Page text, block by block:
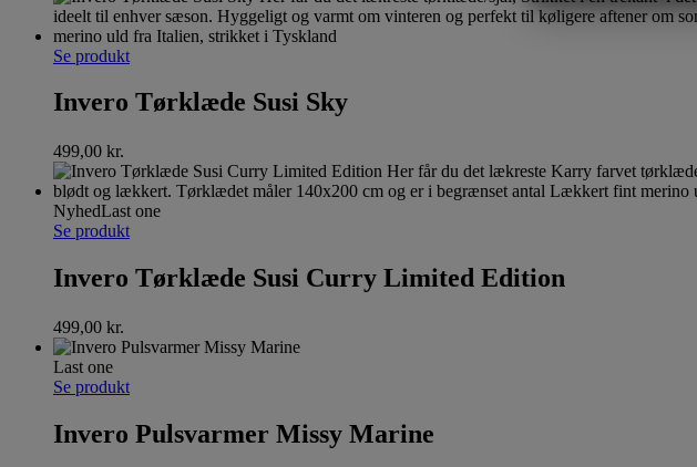
Se produkt
Invero Tørklæde Susi Sky
499,00 kr.
NyhedLast one
Se produkt
Invero Tørklæde Susi Curry Limited Edition
499,00 kr.
Last one
Se produkt
Invero Pulsvarmer Missy Marine
MARKETING